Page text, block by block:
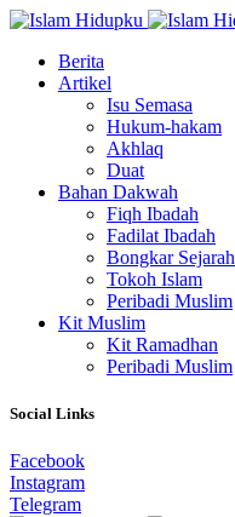
Berita
Artikel
Isu Semasa
Hukum-hakam
Akhlaq
Duat
Bahan Dakwah
Fiqh Ibadah
Fadilat Ibadah
Bongkar Sejarah
Tokoh Islam
Peribadi Muslim
Kit Muslim
Kit Ramadhan
Peribadi Muslim
Social Links
Facebook
Instagram
Telegram